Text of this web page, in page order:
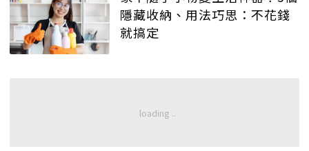
隱藏收納、用法巧思：不花錢
就搞定